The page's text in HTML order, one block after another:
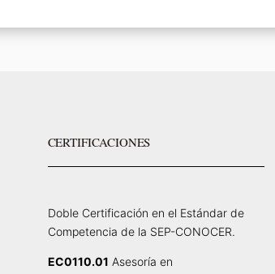
CERTIFICACIONES
Doble Certificación en el Estándar de
Competencia de la SEP-CONOCER.
EC0110.01 Asesoría en